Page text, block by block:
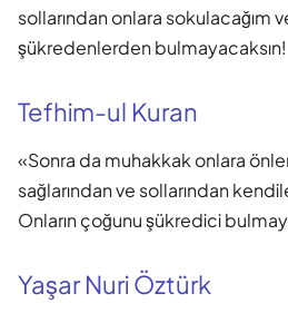
sollarından onlara sokulacağım
şükredenlerden bulmayacaksın!
Tefhim-ul Kuran
«Sonra da muhakkak onlara
sağlarından ve sollarından
Onların çoğunu şükredici
Yaşar Nuri Öztürk